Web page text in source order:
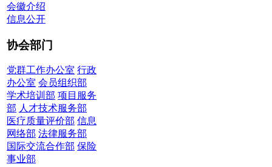
会徽介绍
信息公开
协会部门
党群工作办公室 行政
办公室 会员组织部
学术培训部 项目服务
部 人才技术服务部
医疗质量评价部 信息
网络部 法律服务部
国际交流合作部 保险
事业部